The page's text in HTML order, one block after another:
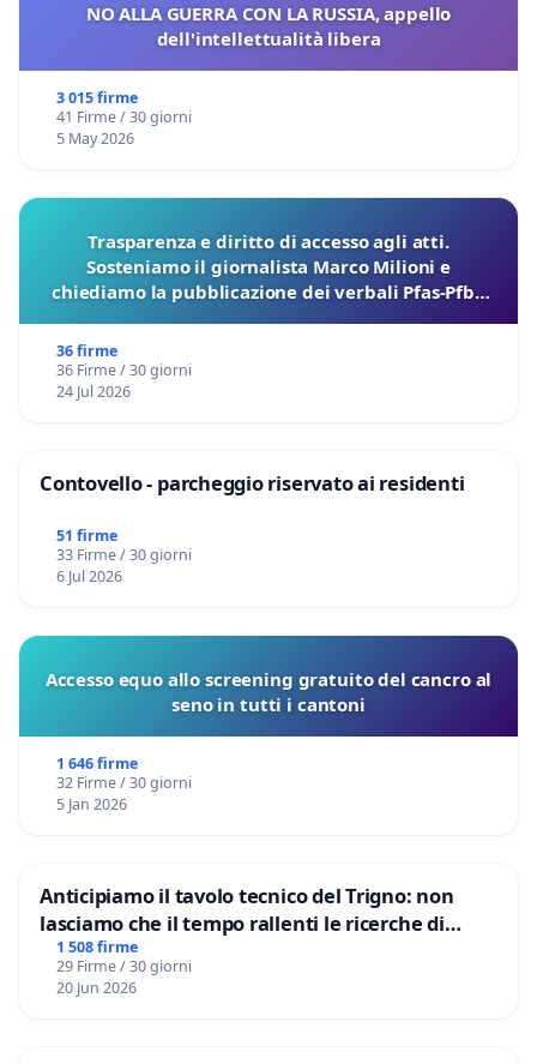
NO ALLA GUERRA CON LA RUSSIA, appello
dell'intellettualità libera
3 015 firme
41 Firme / 30 giorni
5 May 2026
Trasparenza e diritto di accesso agli atti.
Sosteniamo il giornalista Marco Milioni e
chiediamo la pubblicazione dei verbali Pfas-Pfba
36 firme
36 Firme / 30 giorni
24 Jul 2026
Contovello - parcheggio riservato ai residenti
51 firme
33 Firme / 30 giorni
6 Jul 2026
Accesso equo allo screening gratuito del cancro al
seno in tutti i cantoni
1 646 firme
32 Firme / 30 giorni
5 Jan 2026
Anticipiamo il tavolo tecnico del Trigno: non
lasciamo che il tempo rallenti le ricerche di
Domenico Racanati
1 508 firme
29 Firme / 30 giorni
20 Jun 2026